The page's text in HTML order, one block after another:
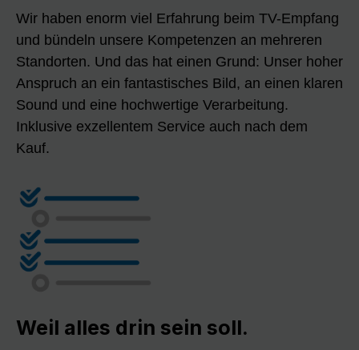
Wir haben enorm viel Erfahrung beim TV-Empfang
und bündeln unsere Kompetenzen an mehreren
Standorten. Und das hat einen Grund: Unser hoher
Anspruch an ein fantastisches Bild, an einen klaren
Sound und eine hochwertige Verarbeitung.
Inklusive exzellentem Service auch nach dem
Kauf.
Weil alles drin sein soll.